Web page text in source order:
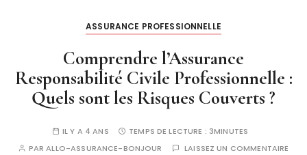
ASSURANCE PROFESSIONNELLE
Comprendre l’Assurance
Responsabilité Civile Professionnelle :
Quels sont les Risques Couverts ?
IL Y A 4 ANS TEMPS DE LECTURE : 3MINUTES
PARALLO-ASSURANCE-BONJOUR LAISSEZ UN COMMENTAIRE